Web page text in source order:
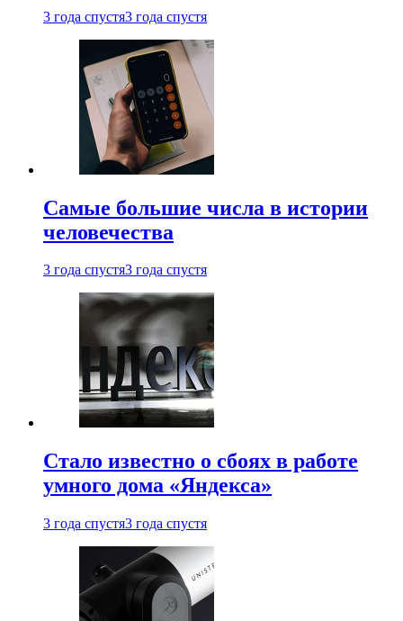
3 года спустя3 года спустя
Самые большие числа в истории
человечества
3 года спустя3 года спустя
Стало известно о сбоях в работе
умного дома «Яндекса»
3 года спустя3 года спустя